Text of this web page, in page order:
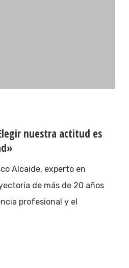
nuestra actitud es
Alcaide, experto en
de más de 20 años
profesional y el